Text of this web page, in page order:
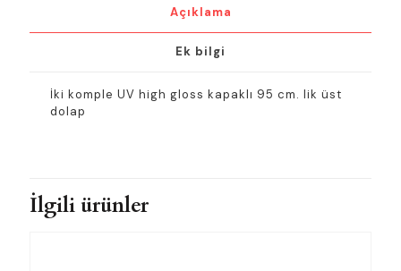
Açıklama
Ek bilgi
İki komple UV high gloss kapaklı 95 cm. lik üst
dolap
İlgili ürünler